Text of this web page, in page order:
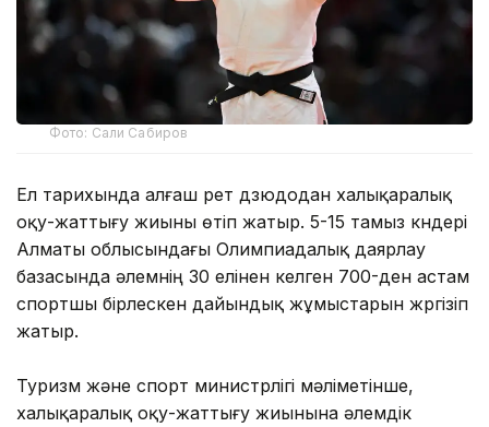
Фото: Сали Сабиров
Ел тарихында алғаш рет дзюдодан халықаралық
оқу-жаттығу жиыны өтіп жатыр. 5-15 тамыз күндері
Алматы облысындағы Олимпиадалық даярлау
базасында әлемнің 30 елінен келген 700-ден астам
спортшы бірлескен дайындық жұмыстарын жүргізіп
жатыр.
Туризм және спорт министрлігі мәліметінше,
халықаралық оқу-жаттығу жиынына әлемдік